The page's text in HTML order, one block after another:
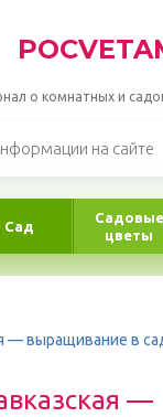
о комнатных и
Сад
Садовые
цветы
— выращивание в
—